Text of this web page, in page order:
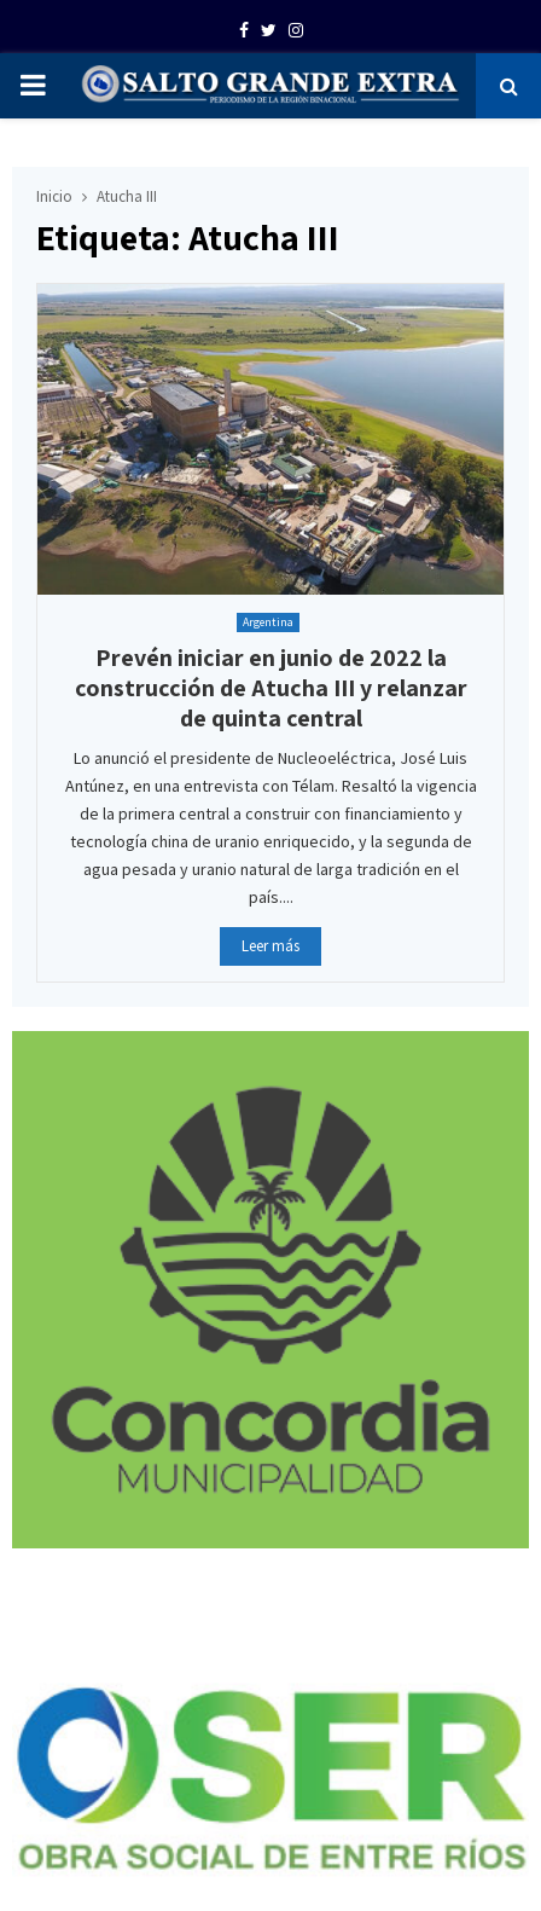
Facebook
TwitterInstagram
PRIMARY
Inicio Atucha III
Etiqueta: Atucha III
Argentina
Prevén iniciar en junio de 2022 la
construcción de Atucha III y relanzar
de quinta central
Lo anunció el presidente de Nucleoeléctrica, José Luis
Antúnez, en una entrevista con Télam. Resaltó la vigencia
de la primera central a construir con financiamiento y
tecnología china de uranio enriquecido, y la segunda de
agua pesada y uranio natural de larga tradición en el
país....
Leer más